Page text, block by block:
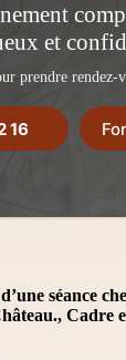
et
prendre rendez-
16
séance
Cadre